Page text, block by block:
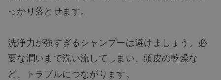
っかり落とせます。
洗浄力が強すぎるシャンプーは避けましょう。必
要な潤いまで洗い流してしまい、頭皮の乾燥な
ど、トラブルにつながります。